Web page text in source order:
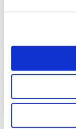
celková výška: 32 cm
Vlastnosti produktu:
vyrobené z
farba: odtiene
priestranný
Účel: nákup,